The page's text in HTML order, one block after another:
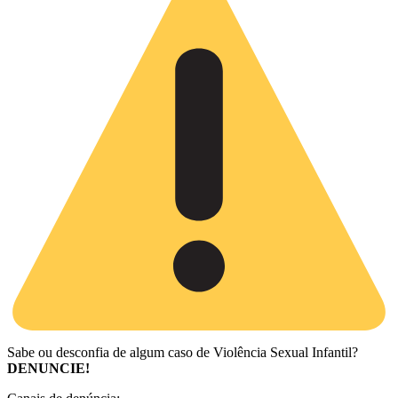
Sabe ou desconfia de algum caso de Violência Sexual Infantil?
DENUNCIE!